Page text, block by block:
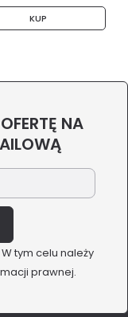
KUP
NA
tym celu należy
prawnej.